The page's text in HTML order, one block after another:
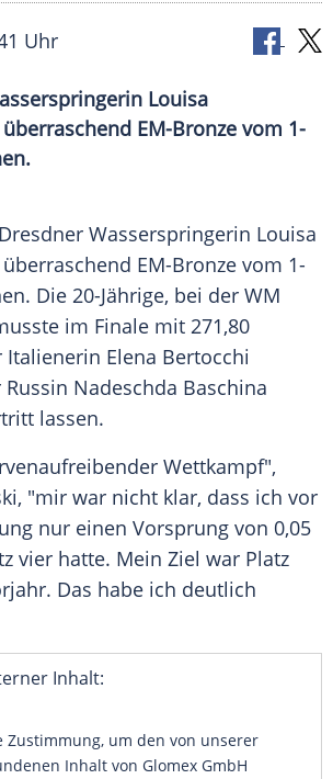
Uhr
Louisa
EM-Bronze vom 1-
Wasserspringerin Louisa
EM-Bronze vom 1-
Die 20-Jährige, bei der WM
im Finale mit 271,80
Italienerin Elena Bertocchi
Russin Nadeschda Baschina
lassen.
Wettkampf",
, "mir war nicht klar, dass ich vor
nur einen Vorsprung von 0,05
vier hatte. Mein Ziel war Platz
Das habe ich deutlich
Inhalt:
Zustimmung, um den von unserer
Inhalt von Glomex GmbH